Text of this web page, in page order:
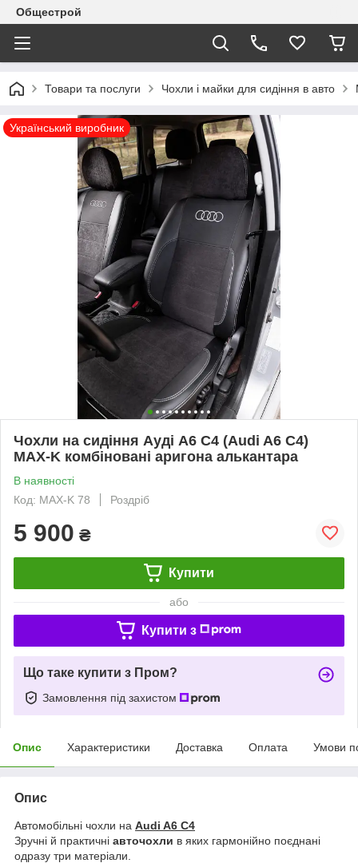
Общестрой
Товари та послуги Чохли і майки для сидіння в авто
Український виробник
Чохли на сидіння Ауді А6 С4 (Audi A6 C4)
MAX-K комбіновані аригона алькантара
В наявності
Код: MAX-K 78
Роздріб
5 900 ₴
Купити
або
Купити з
Що таке купити з Пром?
Замовлення під захистом
Опис Характеристики Доставка Оплата Умови
Опис
Автомобільні чохли на Audi A6 C4
Зручні й практичні авточохли в яких гармонійно поєднані
одразу три матеріали.